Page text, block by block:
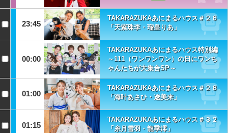
23:45
TAKARAZUKAあにまるハウス＃２６
「天紫珠李・瑠皇りあ」
00:00
TAKARAZUKAあにまるハウス特別編
～111（ワンワンワン）の日にワンち
ゃんたちが大集合SP～
01:00
TAKARAZUKAあにまるハウス＃２８
「海叶あさひ・遼美来」
01:15
TAKARAZUKAあにまるハウス＃３２
「糸月雪羽・龍季澪」